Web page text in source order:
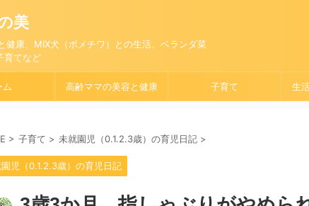
美
健康、MIX犬（ポメチワ）との生活、ベランダ菜
育てなど
ム 高齢ママの美容と健康 子育て 生
> 子育て > 未就園児（0.1.2.3歳）の育児日記 >
児（0.1.2.3歳）の育児日記